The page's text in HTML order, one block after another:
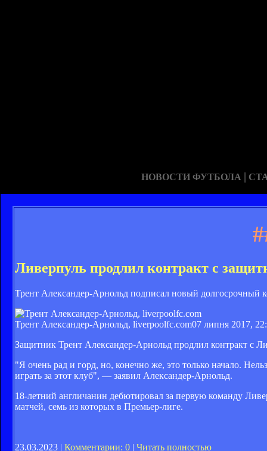
НОВОСТИ ФУТБОЛА |
Ливерпуль продлил контракт с
Трент Александер-Арнольд подписал новый долгосрочный
Трент Александер-Арнольд, liverpoolfc.com07 липня 2017,
Защитник Трент Александер-Арнольд продлил контракт с
"Я очень рад и горд, но, конечно же, это только начало.
играть за этот клуб", — заявил Александер-Арнольд.
18-летний англичанин дебютировал за первую команду
матчей, семь из которых в Премьер-лиге.
23.03.2023 | Комментарии: 0 | Читать полностью